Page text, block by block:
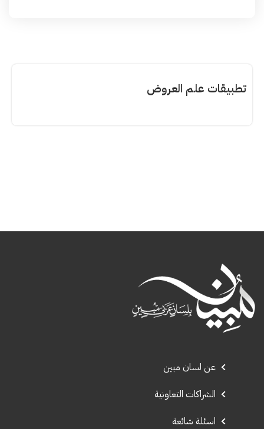
تطبيقات علم العروض
عن لسان مبين
الشراكات التعاونية
اسئلة شائعة